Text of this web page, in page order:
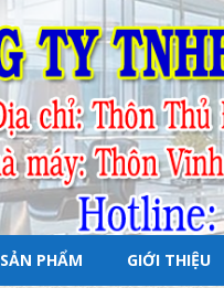
SẢN PHẨM GIỚI THIỆU